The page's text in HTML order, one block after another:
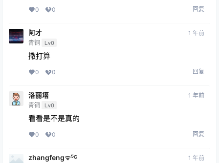
0 0 回复
阿才
青铜 Lv0
1 年前
撒打算
0 0 回复
洛丽塔
青铜 Lv0
1 年前
看看是不是真的
0 0 回复
zhangfengᯤ⁵ᴳ 1 年前